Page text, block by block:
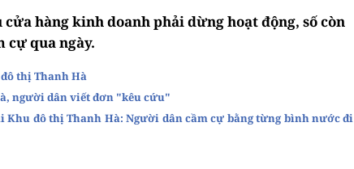
hàng kinh doanh phải dừng hoạt động, số còn
cự qua ngày.
thị Thanh Hà
người dân viết đơn "kêu cứu"
Khu đô thị Thanh Hà: Người dân cầm cự bằng từng bình nước đi